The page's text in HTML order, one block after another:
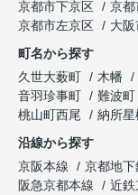
京都市下京区
京都
京都市左京区
大
町名から探す
久世大薮町
木幡
音羽珍事町
難波町
桃山町西尾
納所星
沿線から探す
京阪本線
京都地
阪急京都本線
近鉄